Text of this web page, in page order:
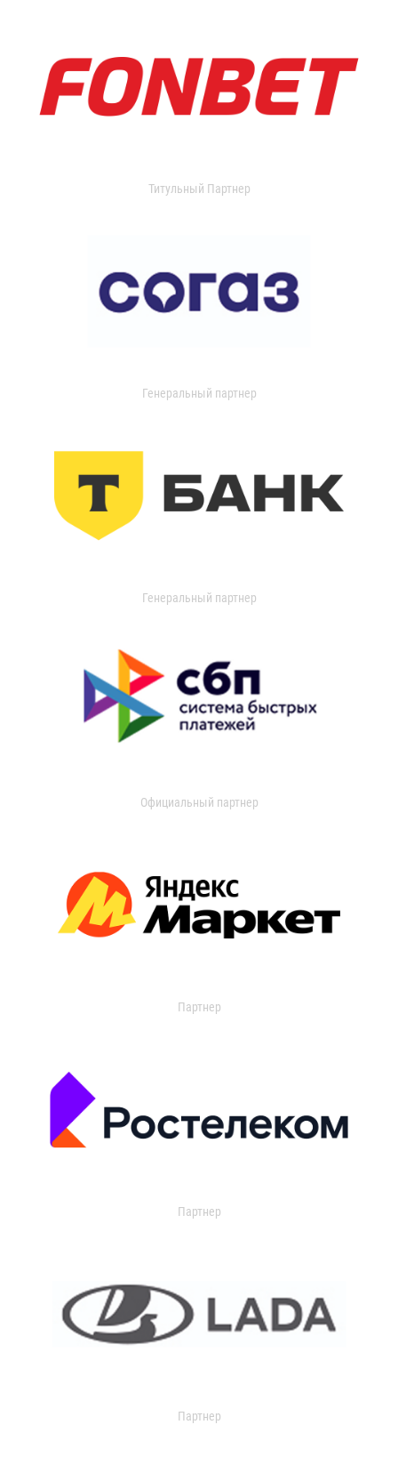
Титульный Партнер
Генеральный партнер
Генеральный партнер
Официальный партнер
Партнер
Партнер
Партнер